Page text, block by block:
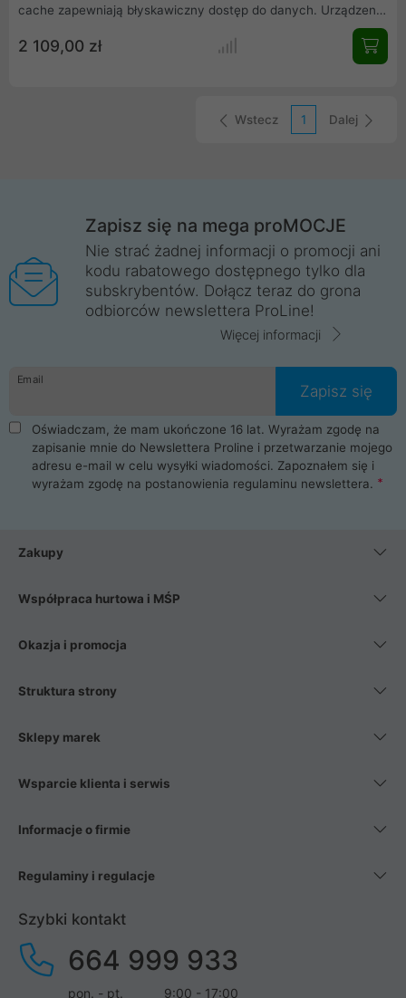
cache zapewniają błyskawiczny dostęp do danych. Urządzenie
cechuje się wysoką niezawodnością z czasem pracy MTBF na
poziomie 2 milionów godzin. Idealnie sprawdzi się w systemach
2 109,00 zł
Wstecz 1 Dalej
Zapisz się na mega proMOCJE
Nie strać żadnej informacji o promocji ani
kodu rabatowego dostępnego tylko dla
subskrybentów. Dołącz teraz do grona
odbiorców newslettera ProLine!
Więcej informacji
Email
Zapisz się
Oświadczam, że mam ukończone 16 lat. Wyrażam zgodę na
zapisanie mnie do Newslettera Proline i przetwarzanie mojego
adresu e-mail w celu wysyłki wiadomości. Zapoznałem się i
wyrażam zgodę na postanowienia regulaminu newslettera.
Zakupy
Współpraca hurtowa i MŚP
Okazja i promocja
Struktura strony
Sklepy marek
Wsparcie klienta i serwis
Informacje o firmie
Regulaminy i regulacje
Szybki kontakt
664 999 933
pon. - pt. 9:00 - 17:00